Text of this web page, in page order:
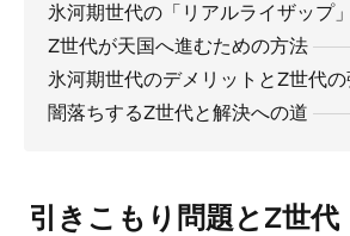
氷河期世代の「リアルライザップ
Z世代が天国へ進むための方法
氷河期世代のデメリットとZ世代の
闇落ちするZ世代と解決への道
引きこもり問題とZ世代